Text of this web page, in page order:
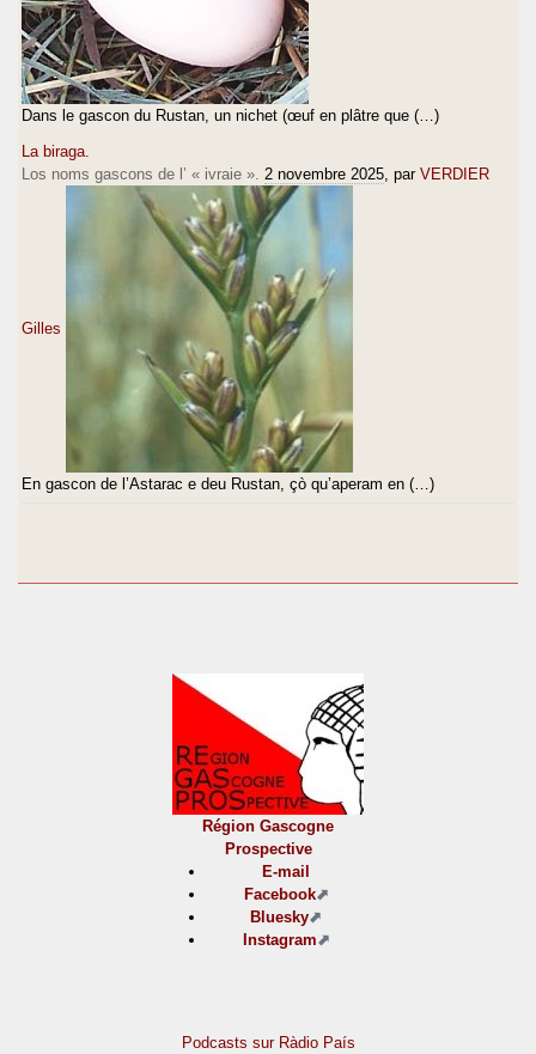
Dans le gascon du Rustan, un nichet (œuf en plâtre que (…)
La biraga.
Los noms gascons de l’ « ivraie ». 2 novembre 2025 , par VERDIER
Gilles
En gascon de l’Astarac e deu Rustan, çò qu’aperam en (…)
Région Gascogne
Prospective
E-mail
Facebook
Bluesky
Instagram
Podcasts sur Ràdio País